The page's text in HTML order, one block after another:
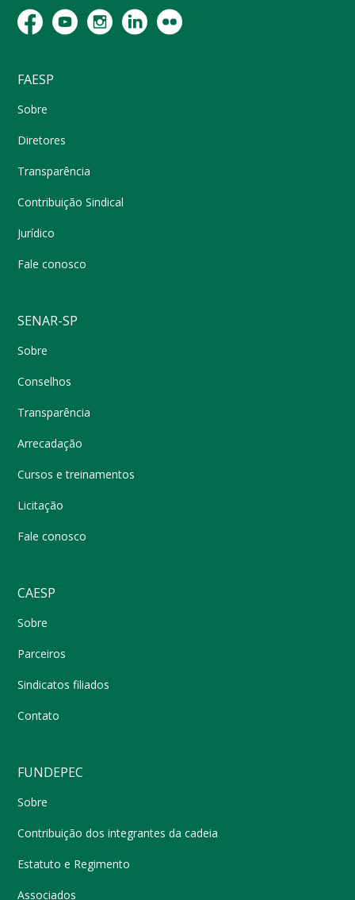
FAESP
Sobre
Diretores
Transparência
Contribuição Sindical
Jurídico
Fale conosco
SENAR-SP
Sobre
Conselhos
Transparência
Arrecadação
Cursos e treinamentos
Licitação
Fale conosco
CAESP
Sobre
Parceiros
Sindicatos filiados
Contato
FUNDEPEC
Sobre
Contribuição dos integrantes da cadeia
Estatuto e Regimento
Associados